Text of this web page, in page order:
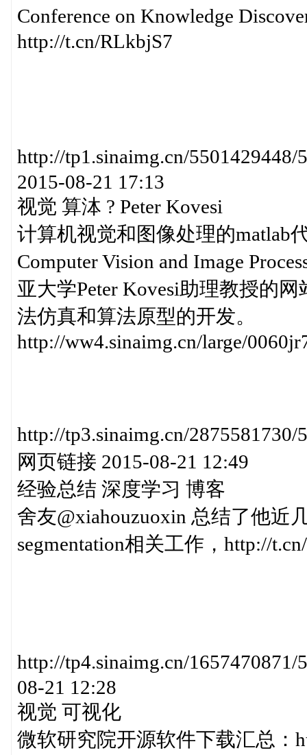
Conference on Knowledge
http://t.cn/RLkbjS7
http://tp1.sinaimg.cn/
2015-08-21 17:13
视觉 算泍 ? Peter Kovesi
计算机视觉和图像处理的matlab
Computer Vision and Image
亚大学Peter Kovesi助理教授的
法仿真和算法原型的开发。
http://ww4.sinaimg.cn/large/
http://tp3.sinaimg.cn/
网页链接 2015-08-21 12:49
经验总结 深度学习 博客
舍友@xiahouzuoxin 总结了他近
segmentation相关工作，http://
http://tp4.sinaimg.cn/
08-21 12:28
视觉 可视化
微软研究院开源软件下载汇总：